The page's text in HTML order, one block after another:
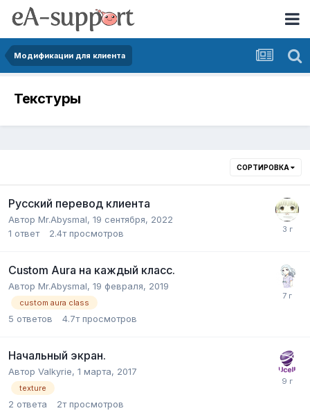
Модификации для клиента
Текстуры
СОРТИРОВКА
Русский перевод клиента
Автор Mr.Abysmal, 19 сентября, 2022
1 ответ 2.4т просмотров
Custom Aura на каждый класс.
Автор Mr.Abysmal, 19 февраля, 2019
custom aura class
5 ответов 4.7т просмотров
Начальный экран.
Автор Valkyrie, 1 марта, 2017
texture
2 ответа 2т просмотров